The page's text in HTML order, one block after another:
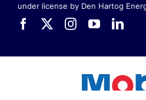
under license by Den Hartog